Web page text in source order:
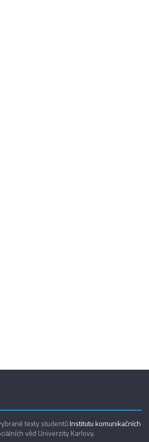
texty studentůInstitutu komunikačních
věd Univerzity Karlovy.